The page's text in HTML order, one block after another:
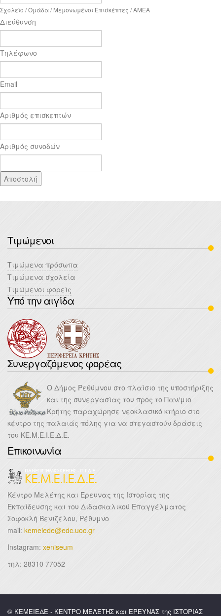
Σχολείο / Ομάδα / Μεμονωμένοι Επισκέπτες / ΑΜΕΑ
Διεύθυνση
Τηλέφωνο
Email
Αριθμός επισκεπτών
Αριθμός συνοδών
Αποστολή
Τιμώμενοι
Τιμώμενα πρόσωπα
Τιμώμενα σχολεία
Τιμώμενοι φορείς
Υπό την αιγίδα
Συνεργαζόμενος φορέας
Ο Δήμος Ρεθύμνου στο πλαίσιο της υποστήριξης
και της συνεργασίας του προς το Παν/μιο
Κρήτης παραχώρησε νεοκλασικό κτήριο στο
κέντρο της παλαιάς πόλης για να στεγαστούν δράσεις
του ΚΕ.Μ.Ε.Ι.Ε.Δ.Ε.
Επικοινωνία
Κέντρο Μελέτης και Έρευνας της Ιστορίας της
Εκπαίδευσης και του Διδασκαλικού Επαγγέλματος
Σοφοκλή Βενιζέλου, Ρέθυμνο
mail: kemeiede@edc.uoc.gr
Instagram: xeniseum
τηλ: 28310 77052
© ΚΕΜΕΙΕΔΕ - ΚΕΝΤΡΟ ΜΕΛΕΤΗΣ και ΕΡΕΥΝΑΣ της ΙΣΤΟΡΙΑΣ